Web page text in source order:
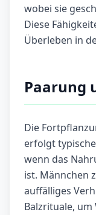
wobei sie
Diese
Überleben in
Paarung
Die
erfolgt
wenn das
ist. Männchen
auffälliges
Balzrituale, um